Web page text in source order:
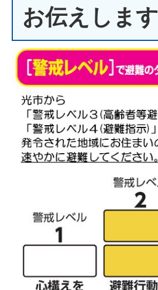
お伝えします